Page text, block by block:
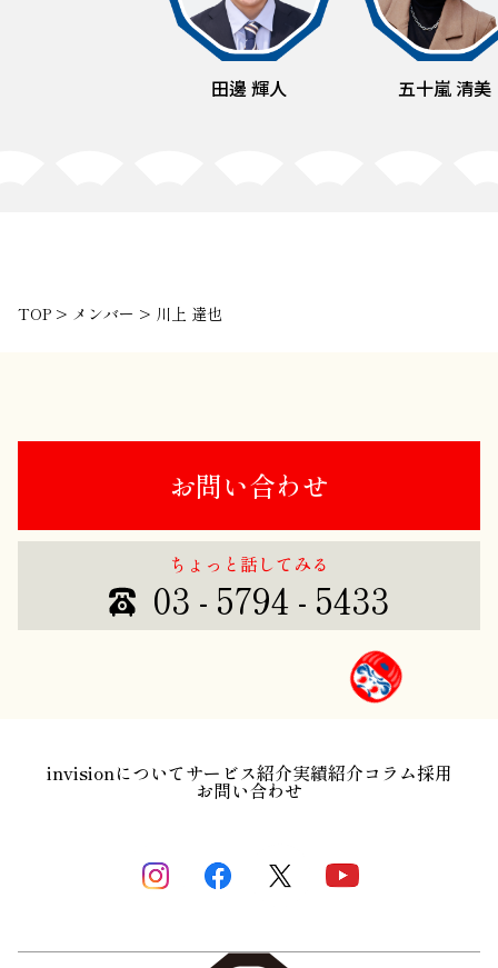
田邊 輝人 五十嵐 清美
TOP > メンバー > 川上 達也
お問い合わせ
ちょっと話してみる
03 - 5794 - 5433
invisionについてサービス紹介実績紹介コラム採用
お問い合わせ